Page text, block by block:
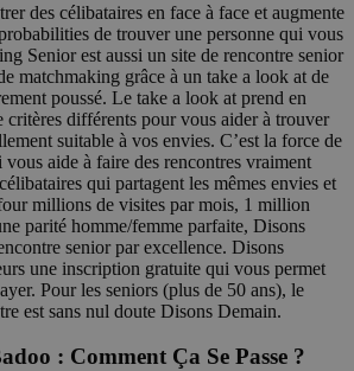
des célibataires en face à face et augmente
de trouver une personne qui vous
Senior est aussi un site de rencontre senior
matchmaking grâce à un take a look at de
poussé. Le take a look at prend en
critères différents pour vous aider à trouver
suitable à vos envies. C’est la force de
aide à faire des rencontres vraiment
qui partagent les mêmes envies et
millions de visites par mois, 1 million
parité homme/femme parfaite, Disons
senior par excellence. Disons
une inscription gratuite qui vous permet
Pour les seniors (plus de 50 ans), le
est sans nul doute Disons Demain.
: Comment Ça Se Passe ?